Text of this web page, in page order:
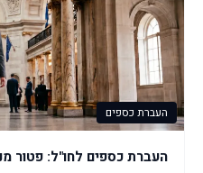
העברת כספים
העברת כספים לחו"ל: פטור